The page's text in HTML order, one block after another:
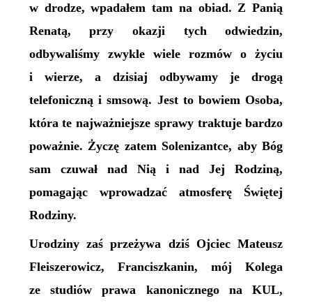
w drodze, wpadałem tam na obiad. Z Panią
Renatą, przy okazji tych odwiedzin,
odbywaliśmy zwykle wiele rozmów o życiu
i wierze, a dzisiaj odbywamy je drogą
telefoniczną i smsową. Jest to bowiem Osoba,
która te najważniejsze sprawy traktuje bardzo
poważnie. Życzę zatem Solenizantce, aby Bóg
sam czuwał nad Nią i nad Jej Rodziną,
pomagając wprowadzać atmosferę Świętej
Rodziny.
Urodziny zaś przeżywa dziś Ojciec Mateusz
Fleiszerowicz, Franciszkanin, mój Kolega
ze studiów prawa kanonicznego na KUL,